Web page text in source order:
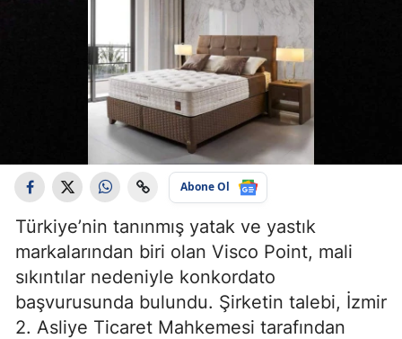
Abone Ol
Türkiye’nin tanınmış yatak ve yastık
markalarından biri olan Visco Point, mali
sıkıntılar nedeniyle konkordato
başvurusunda bulundu. Şirketin talebi, İzmir
2. Asliye Ticaret Mahkemesi tarafından